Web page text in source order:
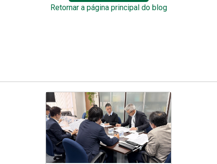
Retornar a página principal do blog